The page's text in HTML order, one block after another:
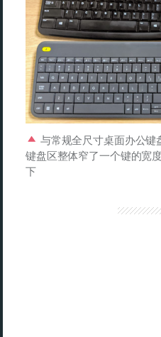
与常规全尺寸桌面办公
键盘区整体窄了一个键的宽
下